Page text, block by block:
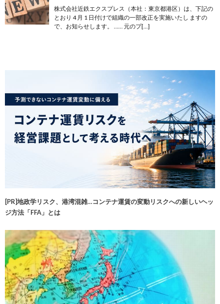
株式会社近鉄エクスプレス（本社：東京都港区）は、下記の
とおり 4 月 1 日付けで組織の一部改正を実施いたし ますの
で、お知らせします。 …… 元のプ[…]
[PR]地政学リスク、港湾混雑…コンテナ運賃の変動リスクへの新しいヘッ
ジ方法「FFA」とは